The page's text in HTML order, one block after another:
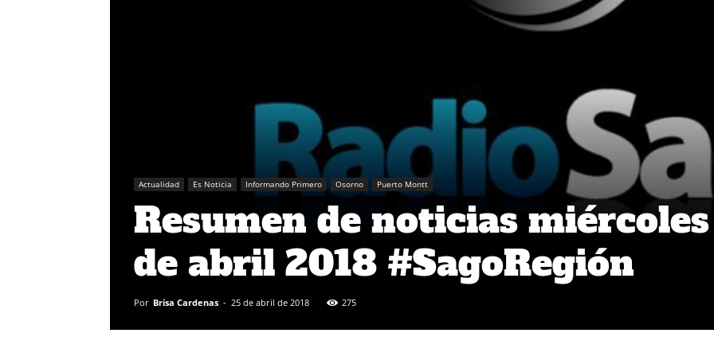
Actualidad Es Noticia Informando Primero Osorno Puerto Montt
Resumen de noticias
de abril 2018 #SagoRegión
Por Brisa Cardenas - 25 de abril de 2018 275